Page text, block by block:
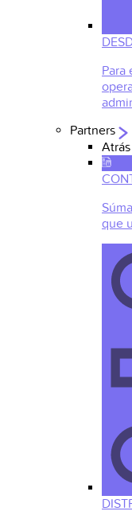
Para
Partners
Atrás
que